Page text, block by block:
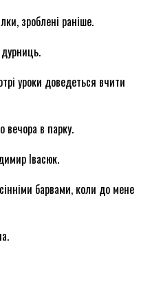
зроблені раніше.
уроки доведеться вчити
вечора в парку.
Івасюк.
барвами, коли до мене